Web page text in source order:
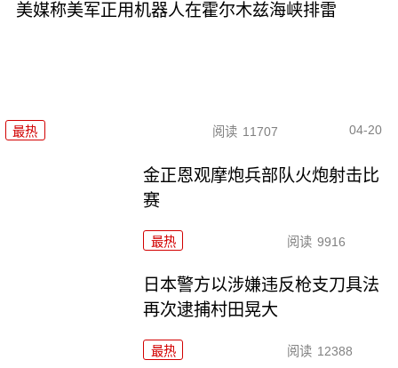
美媒称美军正用机器人在霍尔木兹海峡排雷
最热 阅读 11707 04-20
金正恩观摩炮兵部队火炮射击比
赛
最热 阅读 9916
日本警方以涉嫌违反枪支刀具法
再次逮捕村田晃大
最热 阅读 12388